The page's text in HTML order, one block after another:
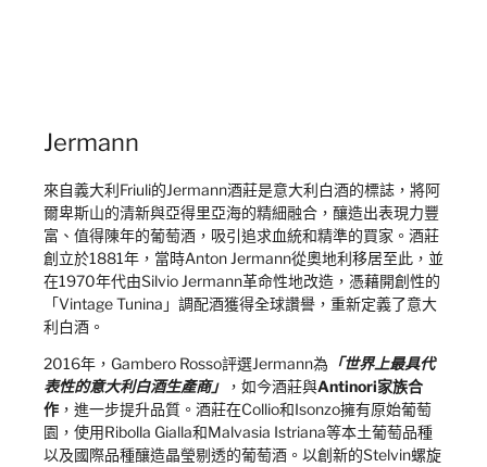
Jermann
來自義大利Friuli的Jermann酒莊是意大利白酒的標誌，將阿
爾卑斯山的清新與亞得里亞海的精細融合，釀造出表現力豐
富、值得陳年的葡萄酒，吸引追求血統和精準的買家。酒莊
創立於1881年，當時Anton Jermann從奧地利移居至此，並
在1970年代由Silvio Jermann革命性地改造，憑藉開創性的
「Vintage Tunina」調配酒獲得全球讚譽，重新定義了意大
利白酒。
2016年，Gambero Rosso評選Jermann為 「世界上最具代
表性的意大利白酒生產商」
，如今酒莊與Antinori家族合
作 ，進一步提升品質。酒莊在Collio和Isonzo擁有原始葡萄
園，使用Ribolla Gialla和Malvasia Istriana等本土葡萄品種
以及國際品種釀造晶瑩剔透的葡萄酒。以創新的Stelvin螺旋